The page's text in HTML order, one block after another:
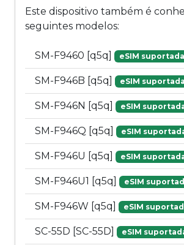
Este dispositivo também é
seguintes modelos:
SM-F9460 [q5q] eSIM suportada
SM-F946B [q5q] eSIM suportada
SM-F946N [q5q] eSIM
SM-F946Q [q5q] eSIM
SM-F946U [q5q] eSIM
SM-F946U1 [q5q] eSIM
SM-F946W [q5q] eSIM
SC-55D [SC-55D] eSIM